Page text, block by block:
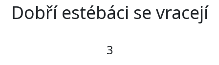
Dobří estébáci se vracejí
3